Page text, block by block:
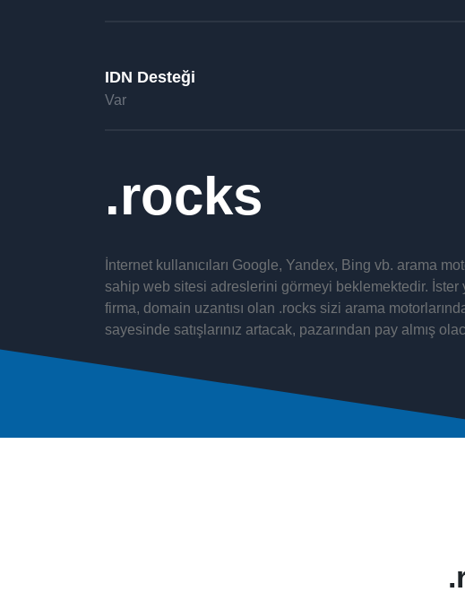
IDN Desteği
Var
rocks
İnternet kullanıcıları Google, Yandex, Bing vb. arama
sahip web sitesi adreslerini görmeyi beklemektedir.
firma, domain uzantısı olan .rocks sizi arama
sayesinde satışlarınız artacak, pazarından pay almış